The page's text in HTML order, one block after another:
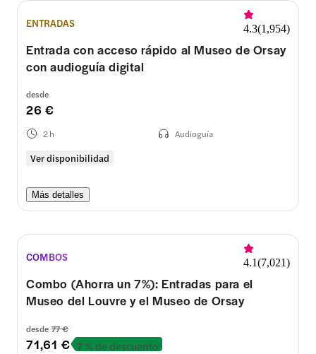
ENTRADAS 4.3(1,954)
Entrada con acceso rápido al Museo de Orsay
con audioguía digital
desde
26 €
Ver disponibilidad
2 h Audioguía
Más detalles
COMBOS 4.1(7,021)
Combo (Ahorra un 7%): Entradas para el
Museo del Louvre y el Museo de Orsay
desde 77 €
71,61 € 7 % de descuento